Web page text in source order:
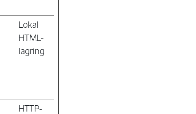
Lokal
HTML-
lagring
HTTP-